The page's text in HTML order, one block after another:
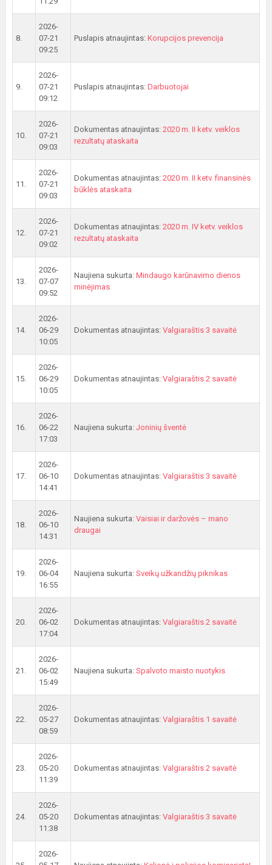
8.
2026-
07-21
09:25
Puslapis atnaujintas: Korupcijos prevencija
9.
2026-
07-21
09:12
Puslapis atnaujintas: Darbuotojai
10.
2026-
07-21
09:03
Dokumentas atnaujintas: 2020 m. II ketv. veiklos
rezultatų ataskaita
11.
2026-
07-21
09:03
Dokumentas atnaujintas: 2020 m. II ketv. finansinės
būklės ataskaita
12.
2026-
07-21
09:02
Dokumentas atnaujintas: 2020 m. IV ketv. veiklos
rezultatų ataskaita
13.
2026-
07-07
09:52
Naujiena sukurta: Mindaugo karūnavimo dienos
minėjimas
14.
2026-
06-29
10:05
Dokumentas atnaujintas: Valgiaraštis 3 savaitė
15.
2026-
06-29
10:05
Dokumentas atnaujintas: Valgiaraštis 2 savaitė
16.
2026-
06-22
17:03
Naujiena sukurta: Joninių šventė
17.
2026-
06-10
14:41
Dokumentas atnaujintas: Valgiaraštis 3 savaitė
18.
2026-
06-10
14:31
Naujiena sukurta: Vaisiai ir daržovės – mano
draugai
19.
2026-
06-04
16:55
Naujiena sukurta: Sveikų užkandžių piknikas
20.
2026-
06-02
17:04
Dokumentas atnaujintas: Valgiaraštis 2 savaitė
21.
2026-
06-02
15:49
Naujiena sukurta: Spalvoto maisto nuotykis
22.
2026-
05-27
08:59
Dokumentas atnaujintas: Valgiaraštis 1 savaitė
23.
2026-
05-20
11:39
Dokumentas atnaujintas: Valgiaraštis 2 savaitė
24.
2026-
05-20
11:38
Dokumentas atnaujintas: Valgiaraštis 3 savaitė
2026-